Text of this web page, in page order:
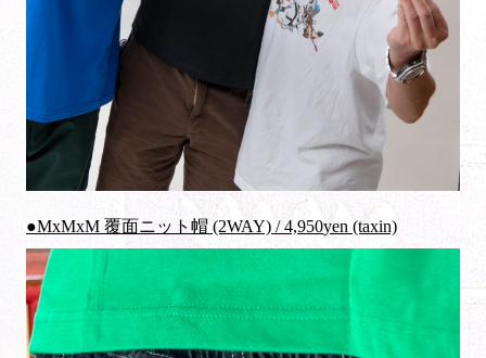
●MxMxM 覆面ニット帽 (2WAY) /4,950yen (taxin)